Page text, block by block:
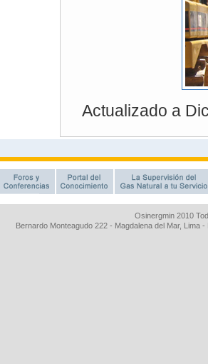
Osinergmin 2010
Bernardo Monteagudo 222 - Magdalena del Mar, Lima